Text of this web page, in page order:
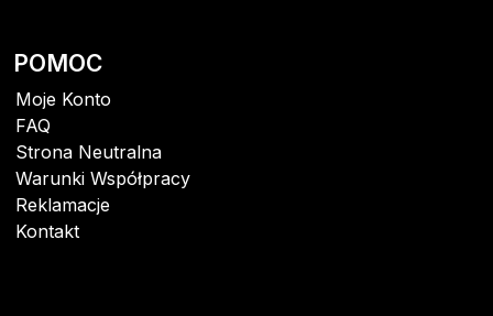
POMOC
Moje Konto
FAQ
Strona Neutralna
Warunki Współpracy
Reklamacje
Kontakt